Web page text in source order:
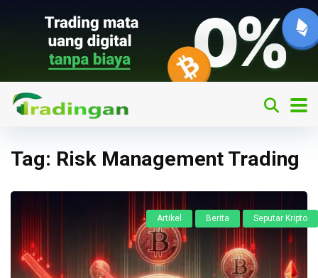
Tag: Risk Management Trading
Artikel Berita Seputar Kripto